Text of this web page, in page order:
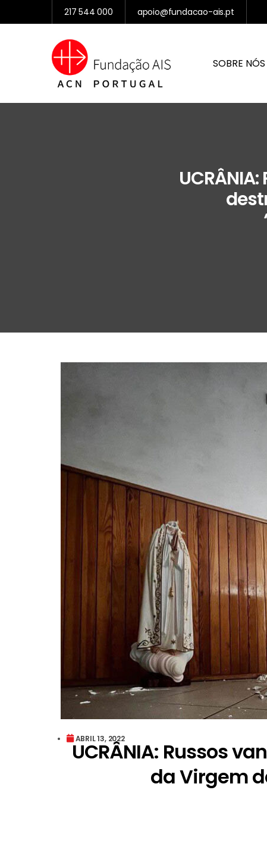
217 544 000 apoio@fundacao-ais.pt
SOBRE NÓS
ABRIL 13, 2022
UCRÂNIA: Russos
da Virgem